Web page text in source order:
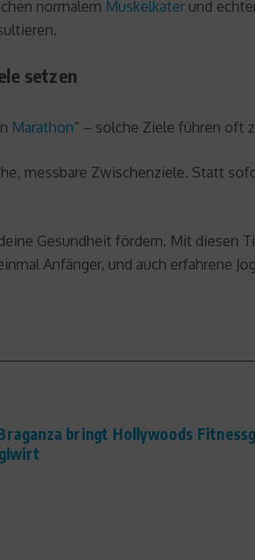
normalem Muskelkater und
setzen
Marathon“ – solche Ziele führen oft
messbare Zwischenziele. Statt
Gesundheit fördern. Mit
Anfänger, und auch erfahrene
bringt Hollywoods